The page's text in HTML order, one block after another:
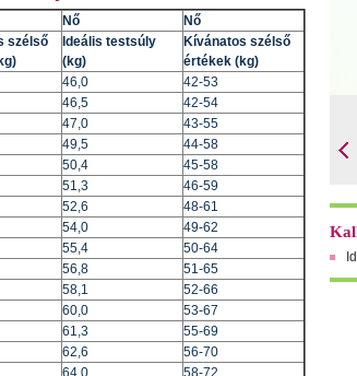
Nő
Nő
szélső
Ideális testsúly
(kg)
Kívánatos szélső
értékek (kg)
46,0
42-53
46,5
42-54
47,0
43-55
49,5
44-58
50,4
45-58
51,3
46-59
52,6
48-61
54,0
49-62
55,4
50-64
56,8
51-65
58,1
52-66
60,0
53-67
61,3
55-69
62,6
56-70
64,0
58-72